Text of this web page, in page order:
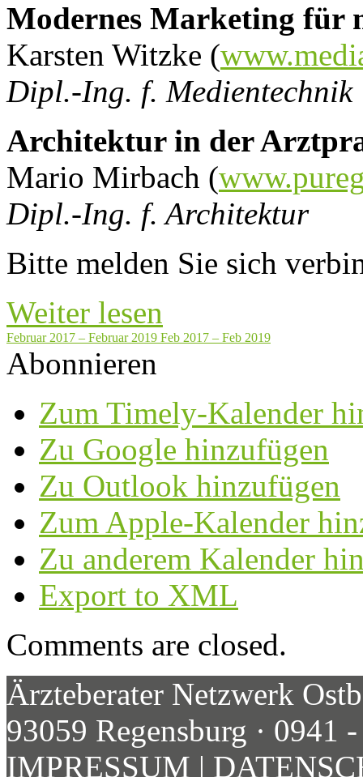
Modernes Marketing für
Karsten Witzke (
Dipl.-Ing. f. Medientechnik
Architektur in der
Mario Mirbach (
Dipl.-Ing. f. Architektur
Bitte melden Sie sich
Weiter lesen
Februar 2017 – Februar 2019 Feb 2017 – Feb 2019
Abonnieren
Zum Timely-Kalender
Zu Google hinzufügen
Zu Outlook hinzufügen
Zum Apple-Kalender
Zu anderem Kalender
Export to XML
Comments are closed.
Ärzteberater Netzwerk
93059 Regensburg · 0941
IMPRESSUM |